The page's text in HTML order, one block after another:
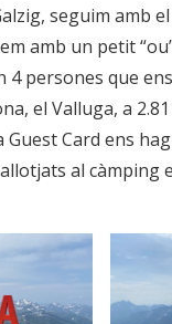
seguim amb
amb un petit
4 persones que
el Valluga, a
Guest Card ens
al càmping